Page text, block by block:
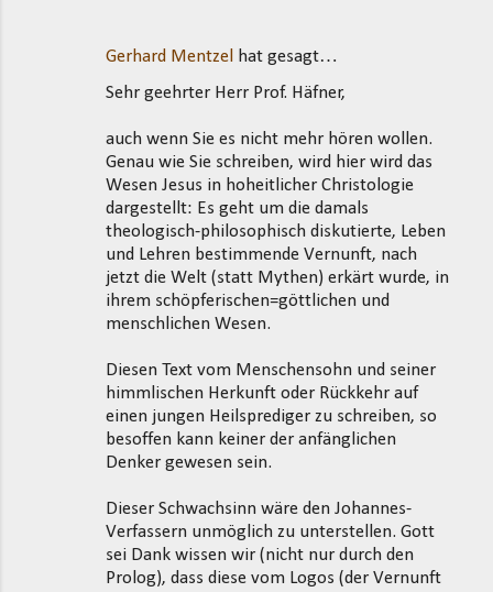
Gerhard Mentzel
hat gesagt…
Sehr geehrter Herr Prof. Häfner,
auch wenn Sie es nicht mehr hören wollen.
Genau wie Sie schreiben, wird hier wird das
Wesen Jesus in hoheitlicher Christologie
dargestellt: Es geht um die damals
theologisch-philosophisch diskutierte, Leben
und Lehren bestimmende Vernunft, nach
jetzt die Welt (statt Mythen) erkärt wurde, in
ihrem schöpferischen=göttlichen und
menschlichen Wesen.
Diesen Text vom Menschensohn und seiner
himmlischen Herkunft oder Rückkehr auf
einen jungen Heilsprediger zu schreiben, so
besoffen kann keiner der anfänglichen
Denker gewesen sein.
Dieser Schwachsinn wäre den Johannes-
Verfassern unmöglich zu unterstellen. Gott
sei Dank wissen wir (nicht nur durch den
Prolog), dass diese vom Logos (der Vernunft